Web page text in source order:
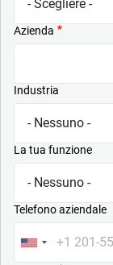
Azienda
Industria
La tua funzione
Telefono aziendale